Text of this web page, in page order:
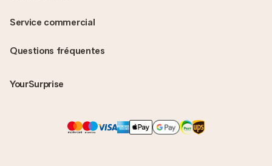
Questions fréquentes
YourSurprise
Service commercial